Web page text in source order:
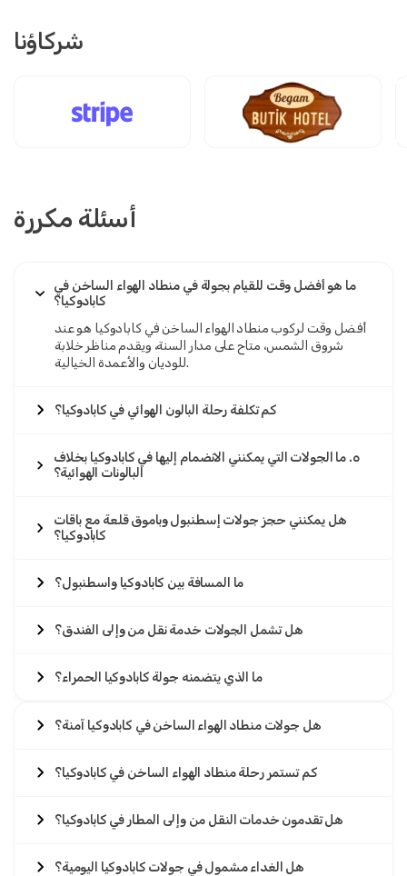
شركاؤنا
أسئلة مكررة
ما هو أفضل وقت للقيام بجولة في منطاد الهواء الساخن في
كابادوكيا؟
أفضل وقت لركوب منطاد الهواء الساخن في كابادوكيا هو عند
شروق الشمس، متاح على مدار السنة، ويقدم مناظر خلابة
للوديان والأعمدة الخيالية.
كم تكلفة رحلة البالون الهوائي في كابادوكيا؟
٥. ما الجولات التي يمكنني الانضمام إليها في كابادوكيا بخلاف
البالونات الهوائية؟
هل يمكنني حجز جولات إسطنبول وباموق قلعة مع باقات
كابادوكيا؟
ما المسافة بين كابادوكيا واسطنبول؟
هل تشمل الجولات خدمة نقل من وإلى الفندق؟
ما الذي يتضمنه جولة كابادوكيا الحمراء؟
هل جولات منطاد الهواء الساخن في كابادوكيا آمنة؟
كم تستمر رحلة منطاد الهواء الساخن في كابادوكيا؟
هل تقدمون خدمات النقل من وإلى المطار في كابادوكيا؟
هل الغداء مشمول في جولات كابادوكيا اليومية؟